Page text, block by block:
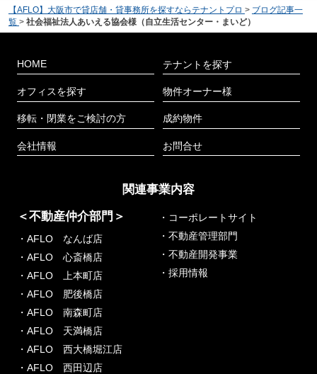
【AFLO】大阪市で貸店舗・貸事務所を探すならテナントプロ > ブログ記事一
覧 > 社会福祉法人あいえる協会様（自立生活センター・まいど）
HOME
オフィスを探す
移転・閉業をご検討の方
会社情報
テナントを探す
物件オーナー様
成約物件
お問合せ
関連事業内容
＜不動産仲介部門＞
・AFLO なんば店
・AFLO 心斎橋店
・AFLO 上本町店
・AFLO 肥後橋店
・AFLO 南森町店
・AFLO 天満橋店
・AFLO 西大橋堀江店
・AFLO 西田辺店
・コーポレートサイト
・不動産管理部門
・不動産開発事業
・採用情報